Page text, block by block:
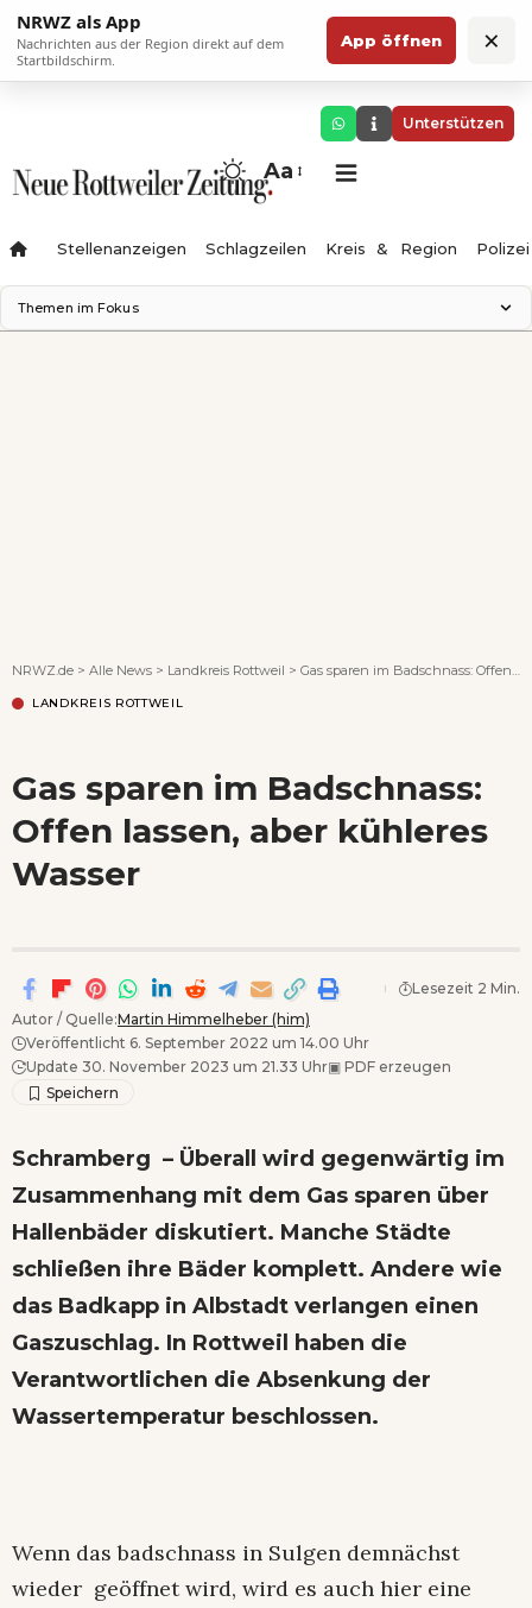
NRWZ als App
Nachrichten aus der Region direkt auf dem
Startbildschirm.
App öffnen ×
Unterstützen
Aa
Stellenanzeigen Schlagzeilen Kreis & Region Polizei
Themen im Fokus
NRWZ.de > Alle News > Landkreis Rottweil > Gas sparen im Badschnass: Offen lassen, aber kühleres Wasser
LANDKREIS ROTTWEIL
Gas sparen im Badschnass:
Offen lassen, aber kühleres
Wasser
Autor / Quelle:Martin Himmelheber (him)
Veröffentlicht 6. September 2022 um 14.00 Uhr
Update 30. November 2023 um 21.33 Uhr▣ PDF erzeugen
Lesezeit 2 Min.
Schramberg – Überall wird gegenwärtig im
Zusammenhang mit dem Gas sparen über
Hallenbäder diskutiert. Manche Städte
schließen ihre Bäder komplett. Andere wie
das Badkapp in Albstadt verlangen einen
Gaszuschlag. In Rottweil haben die
Verantwortlichen die Absenkung der
Wassertemperatur beschlossen.
Wenn das badschnass in Sulgen demnächst
wieder geöffnet wird, wird es auch hier eine